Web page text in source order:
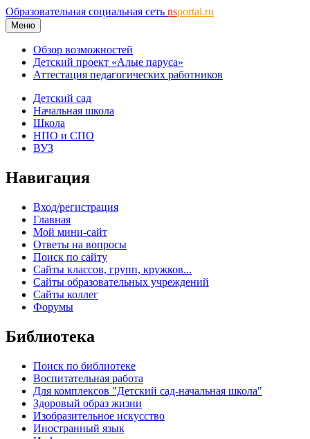
Образовательная социальная сеть nsportal.ru
Меню
Обзор возможностей
Детский проект «Алые паруса»
Аттестация педагогических работников
Детский сад
Начальная школа
Школа
НПО и СПО
ВУЗ
Навигация
Вход/регистрация
Главная
Мой мини-сайт
Ответы на вопросы
Поиск по сайту
Сайты классов, групп, кружков...
Сайты образовательных учреждений
Сайты коллег
Форумы
Библиотека
Поиск по библиотеке
Воспитательная работа
Для комплексов "Детский сад-начальная школа"
Здоровый образ жизни
Изобразительное искусство
Иностранный язык